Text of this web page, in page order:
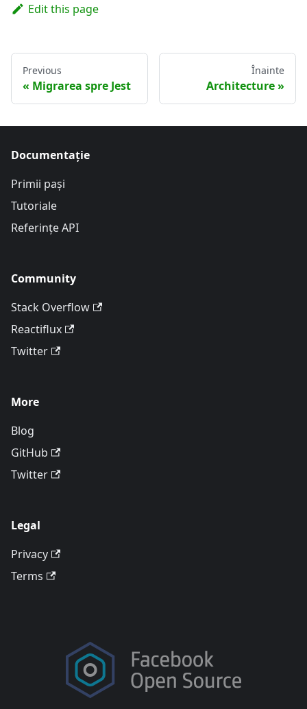
Edit this page
Previous
Migrarea spre Jest
Înainte
Architecture
Documentație
Primii pași
Tutoriale
Referințe API
Community
Stack Overflow
Reactiflux
Twitter
More
Blog
GitHub
Twitter
Legal
Privacy
Terms